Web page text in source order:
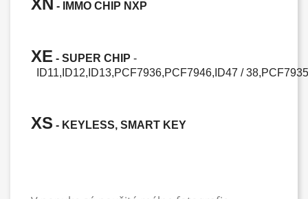
XN - IMMO CHIP NXP
XE - SUPER CHIP -
ID11, ID12, ID13,PCF7936,PCF7946, ID47 / 38,PCF7935
XS - KEYLESS, SMART KEY